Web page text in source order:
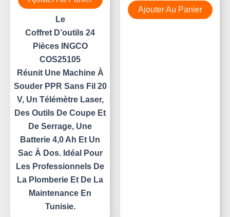
Le
Coffret D’outils 24
Pièces INGCO
COS25105
Réunit Une Machine À
Souder PPR Sans Fil 20
V, Un Télémètre Laser,
Des Outils De Coupe Et
De Serrage, Une
Batterie 4,0 Ah Et Un
Sac À Dos. Idéal Pour
Les Professionnels De
La Plomberie Et De La
Maintenance En
Tunisie.
5
Ajouter Au Panier